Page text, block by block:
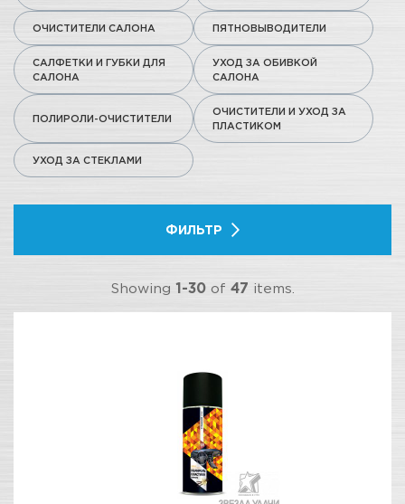
ОЧИСТИТЕЛИ САЛОНА ПЯТНОВЫВОДИТЕЛИ
САЛФЕТКИ И ГУБКИ ДЛЯ
САЛОНА
УХОД ЗА ОБИВКОЙ
САЛОНА
ПОЛИРОЛИ-ОЧИСТИТЕЛИ
ОЧИСТИТЕЛИ И УХОД ЗА
ПЛАСТИКОМ
УХОД ЗА СТЕКЛАМИ
ФИЛЬТР
Showing 1-30of 47 items.